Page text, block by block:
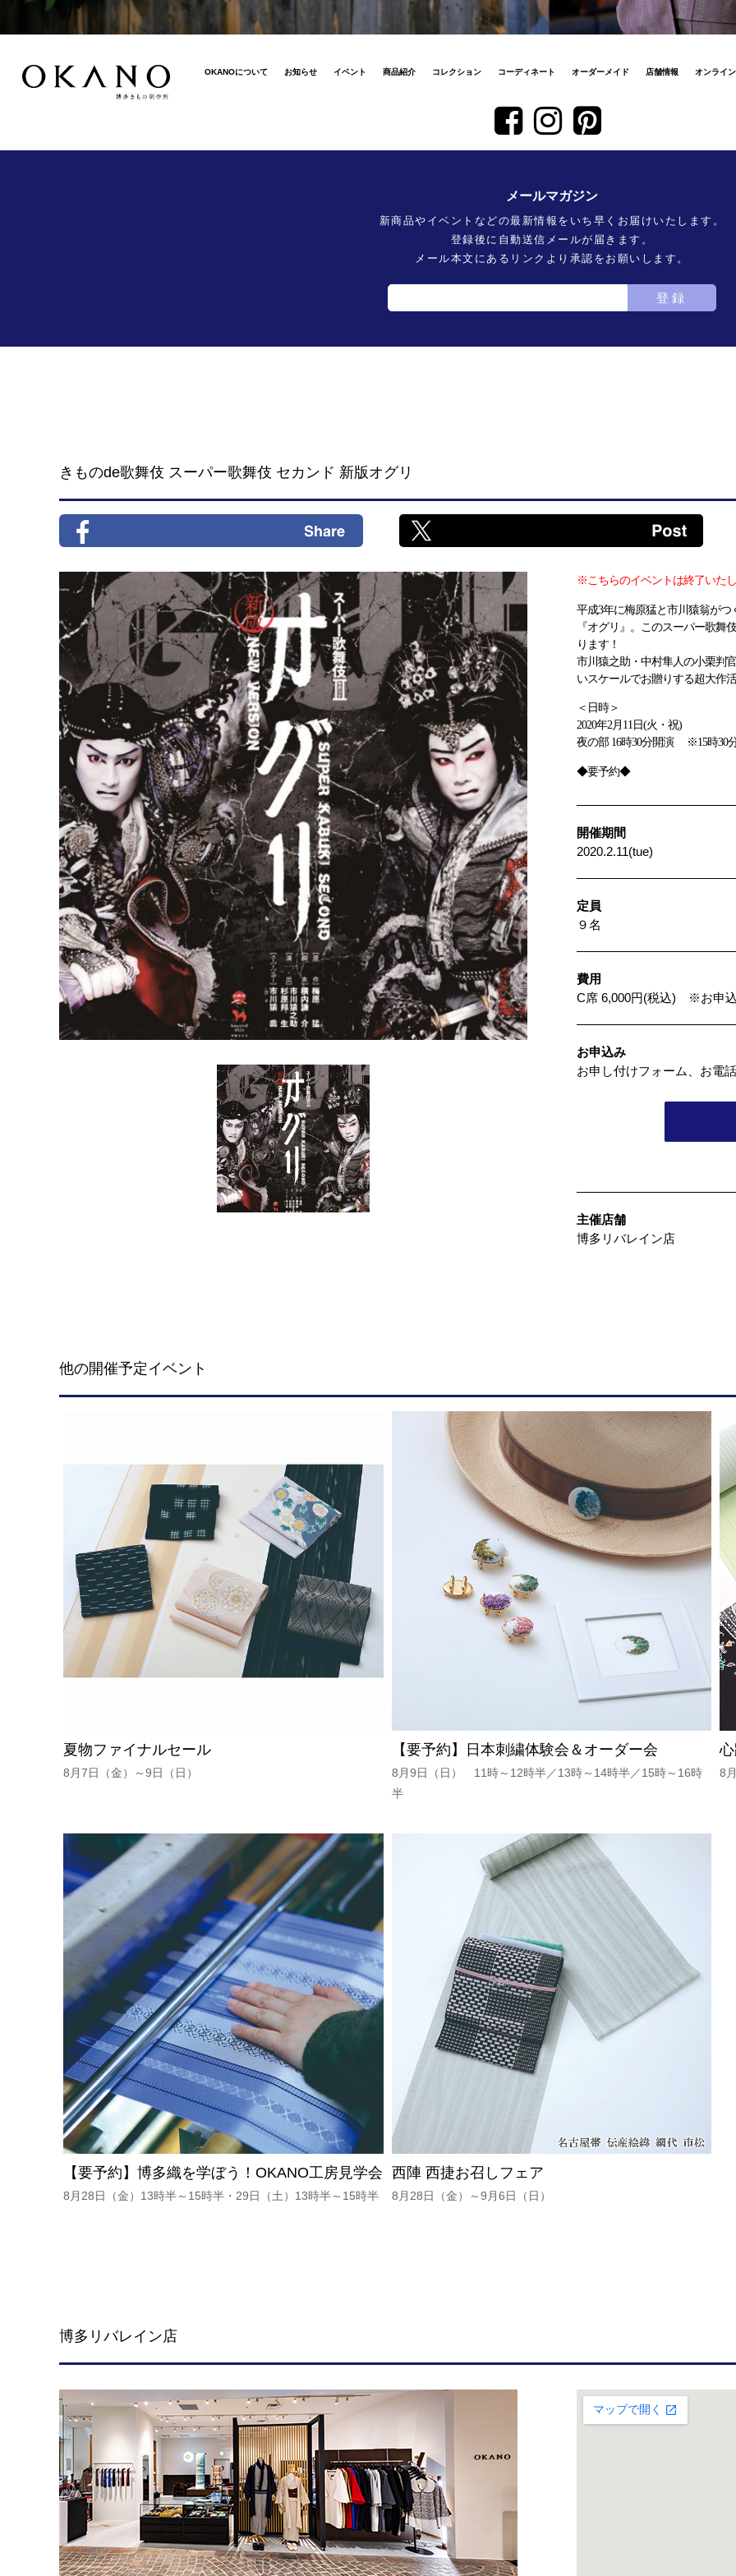
OKANOについて お知らせ イベント 商品紹介 コレクション コーディネート オーダーメイド 店舗情報 オンライ
メールマガジン
新商品やイベントなどの最新情報をいち早くお届けいたします。
登録後に自動送信メールが届きます。
メール本文にあるリンクより承認をお願いします。
登録
きものde歌舞伎 スーパー歌舞伎 セカンド 新版オグリ
※こちらのイベントは終了いた
平成3年に梅原猛と市川猿翁が
『オグリ』。このスーパー歌舞
ります！
市川猿之助・中村隼人の小栗判
いスケールでお贈りする超大作
＜日時＞
2020年2月11日(火・祝)
夜の部 16時30分開演 ※15時30
◆要予約◆
開催期間
2020.2.11(tue)
定員
９名
費用
C席 6,000円(税込) ※お申込
お申込み
お申し付けフォーム、お電
主催店舗
博多リバレイン店
他の開催予定イベント
夏物ファイナルセール
8月7日（金）～9日（日）
【要予約】日本刺繍体験会＆オーダー会
8月9日（日） 11時～12時半／13時～14時半／15時～16時
半
8
【要予約】博多織を学ぼう！OKANO工房見学会
8月28日（金）13時半～15時半・29日（土）13時半～15時半
西陣 西捷お召しフェア
8月28日（金）～9月6日（日）
博多リバレイン店